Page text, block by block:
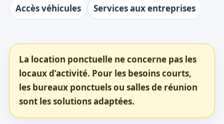
Accès véhicules
Services aux entreprises
La location ponctuelle ne concerne pas les
locaux d’activité. Pour les besoins courts,
les bureaux ponctuels ou salles de réunion
sont les solutions adaptées.